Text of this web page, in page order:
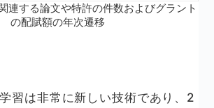
連する論文や特許の件数およびグラント
の配賦額の年次遷移
習は非常に新しい技術であり、2